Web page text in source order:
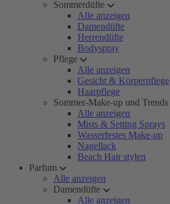
Sommerdüfte
Alle anzeigen
Damendüfte
Herrendüfte
Bodyspray
Pflege
Alle anzeigen
Gesicht & Körperpflege
Haarpflege
Sommer-Make-up und Trends
Alle anzeigen
Mists & Setting Sprays
Wasserfestes Make-up
Nagellack
Beach Hair stylen
Parfum
Alle anzeigen
Damendüfte
Alle anzeigen